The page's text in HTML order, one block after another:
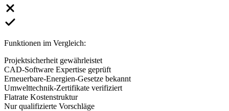
Funktionen im Vergleich:
Projektsicherheit gewährleistet
CAD-Software Expertise geprüft
Erneuerbare-Energien-Gesetze bekannt
Umwelttechnik-Zertifikate verifiziert
Flatrate Kostenstruktur
Nur qualifizierte Vorschläge